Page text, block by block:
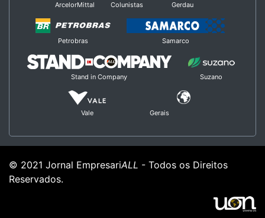
ArcelorMittal Colunistas Gerdau
Petrobras Samarco
Stand in Company Suzano
Vale Gerais
© 2021 Jornal EmpresariALL - Todos os Direitos
Reservados.